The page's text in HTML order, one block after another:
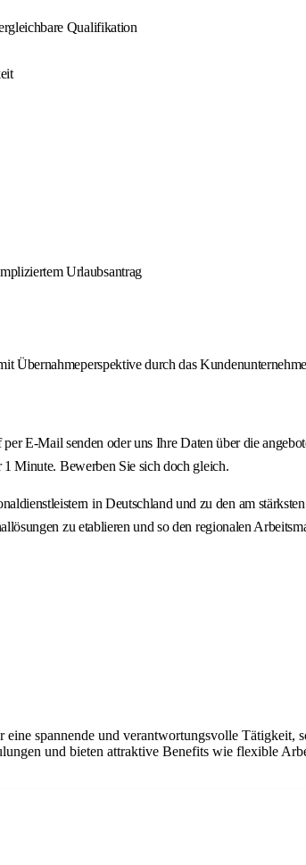
Qualifikation
Urlaubsantrag
Übernahmeperspektive durch das
E-Mail senden oder uns Ihre Daten über die
Minute. Bewerben Sie sich doch gleich.
in Deutschland und zu den am
zu etablieren und so den regionalen
spannende und verantwortungsvolle Tätigkeit,
und bieten attraktive Benefits wie flexible